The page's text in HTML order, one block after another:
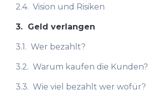
2.4. Vision und Risiken
3. Geld verlangen
3.1. Wer bezahlt?
3.2. Warum kaufen die Kunden?
3.3. Wie viel bezahlt wer wofür?